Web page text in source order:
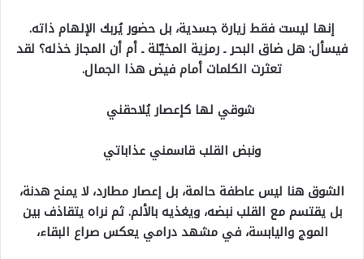
إنها ليست فقط زيارة جسدية، بل حضور يُربك الإلهام ذاته.
فيسأل: هل ضاق البحر ـ رمزية المخيّلة ـ أم أن المجاز خذله؟ لقد
تعثرت الكلمات أمام فيض هذا الجمال.
شوقي لها كإعصار يُلاحقني
ونبض القلب قاسمني عذاباتي
الشوق هنا ليس عاطفة حالمة، بل إعصار مطارد، لا يمنح هدنة،
بل يقتسم مع القلب نبضه، ويغذيه بالألم. ثم نراه يتقاذف بين
الموج واليابسة، في مشهد درامي يعكس صراع البقاء،